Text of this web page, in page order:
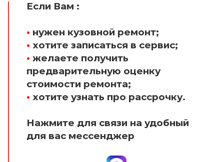
Если Вам :
• нужен кузовной ремонт;
• хотите записаться в сервис;
• желаете получить
предварительную оценку
стоимости ремонта;
• хотите узнать про рассрочку.
Нажмите для связи на удобный
для вас мессенджер